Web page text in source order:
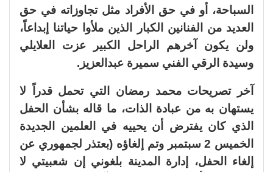
السباحة، أو في حق الأفراد مثل تجاوزاته في حق
العديد من الفنانين الكبار الذين ملأوا حياتنا إبداعاً،
ولن يكون آخرهم الراحل الكبير عزت العلايلي
وسيدة الرقي الفني سميرة عبدالعزيز.
آخر تصريحات محمد رمضان التي تحمل قدراً لا
يستهان به من عبادة الذات، ما قاله بشأن الحفل
الذي كان يفترض أن يحييه في العلمين الجديدة
الخميس 2 سبتمبر وتم إلغاؤه (بعتذر لجمهوري عن
إلغاء الحفل، إدارة المدينة بلغوني إن شعبيتي لا